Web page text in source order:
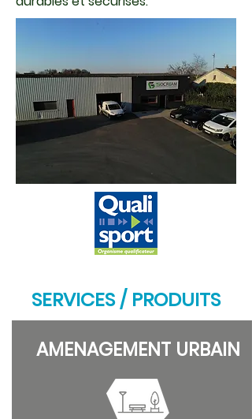
SERVICES / PRODUITS
AMENAGEMENT URBAIN